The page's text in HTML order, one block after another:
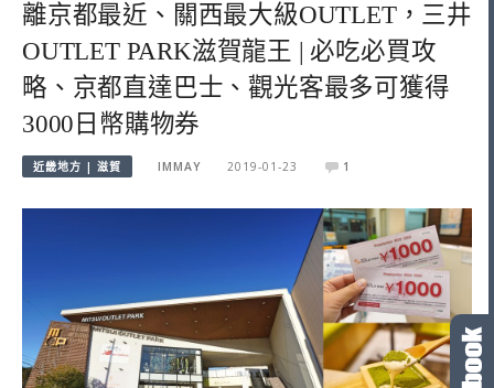
離京都最近、關西最大級OUTLET，三井
OUTLET PARK滋賀龍王 | 必吃必買攻
略、京都直達巴士、觀光客最多可獲得
3000日幣購物券
近畿地方 | 滋賀 IMMAY 2019-01-23 1